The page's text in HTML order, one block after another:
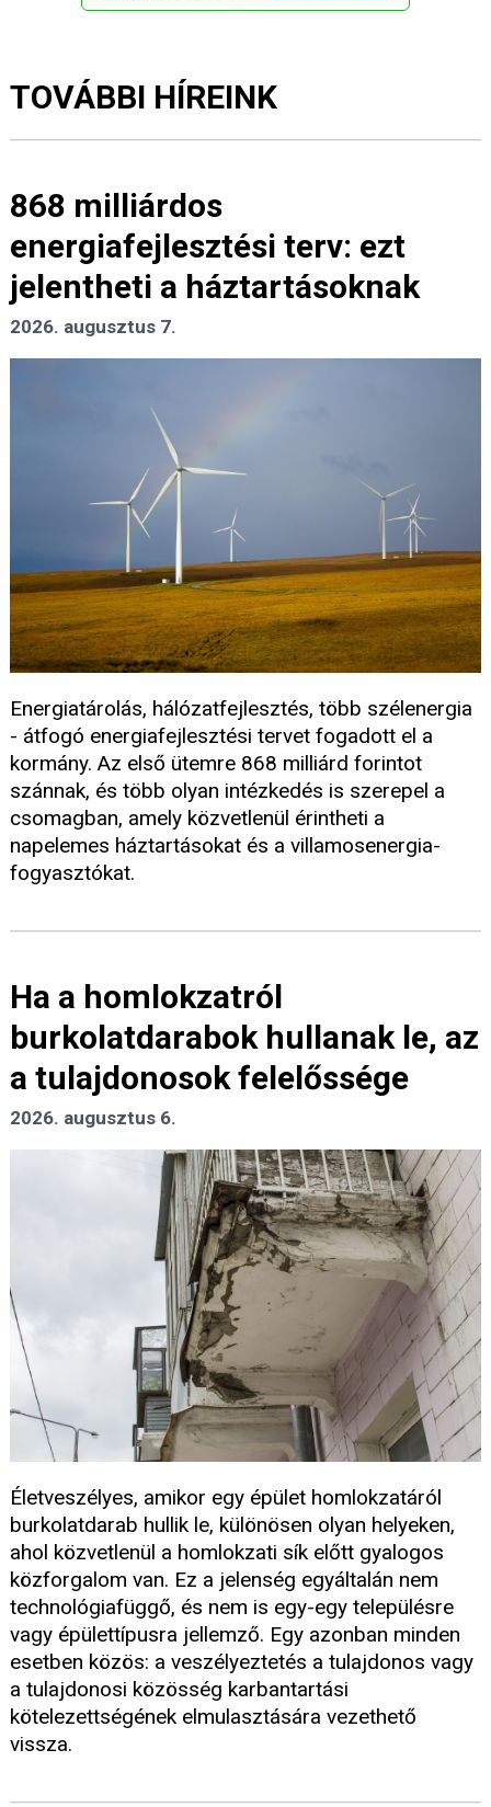
TOVÁBBI HÍREINK
868 milliárdos
energiafejlesztési terv: ezt
jelentheti a háztartásoknak
2026. augusztus 7.
Energiatárolás, hálózatfejlesztés, több szélenergia
- átfogó energiafejlesztési tervet fogadott el a
kormány. Az első ütemre 868 milliárd forintot
szánnak, és több olyan intézkedés is szerepel a
csomagban, amely közvetlenül érintheti a
napelemes háztartásokat és a villamosenergia-
fogyasztókat.
Ha a homlokzatról
burkolatdarabok hullanak le, az
a tulajdonosok felelőssége
2026. augusztus 6.
Életveszélyes, amikor egy épület homlokzatáról
burkolatdarab hullik le, különösen olyan helyeken,
ahol közvetlenül a homlokzati sík előtt gyalogos
közforgalom van. Ez a jelenség egyáltalán nem
technológiafüggő, és nem is egy-egy településre
vagy épülettípusra jellemző. Egy azonban minden
esetben közös: a veszélyeztetés a tulajdonos vagy
a tulajdonosi közösség karbantartási
kötelezettségének elmulasztására vezethető
vissza.